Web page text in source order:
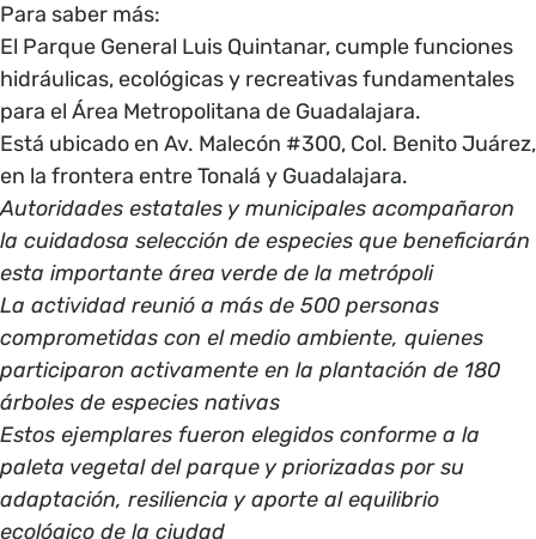
Para saber más:
El Parque General Luis Quintanar, cumple funciones
hidráulicas, ecológicas y recreativas fundamentales
para el Área Metropolitana de Guadalajara.
Está ubicado en Av. Malecón #300, Col. Benito Juárez,
en la frontera entre Tonalá y Guadalajara.
Autoridades estatales y municipales acompañaron
la cuidadosa selección de especies que beneficiarán
esta importante área verde de la metrópoli
La actividad reunió a más de 500 personas
comprometidas con el medio ambiente, quienes
participaron activamente en la plantación de 180
árboles de especies nativas
Estos ejemplares fueron elegidos conforme a la
paleta vegetal del parque y priorizadas por su
adaptación, resiliencia y aporte al equilibrio
ecológico de la ciudad